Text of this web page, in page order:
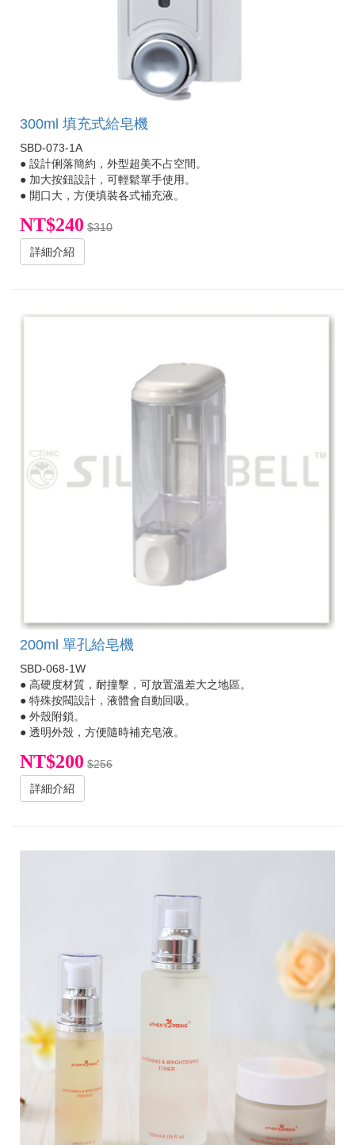
300ml 填充式給皂機
SBD-073-1A
● 設計俐落簡約，外型超美不占空間。
● 加大按鈕設計，可輕鬆單手使用。
● 開口大，方便填裝各式補充液。
NT$240 $310
詳細介紹
200ml 單孔給皂機
SBD-068-1W
● 高硬度材質，耐撞擊，可放置溫差大之地區。
● 特殊按閥設計，液體會自動回吸。
● 外殼附鎖。
● 透明外殼，方便隨時補充皂液。
NT$200 $256
詳細介紹